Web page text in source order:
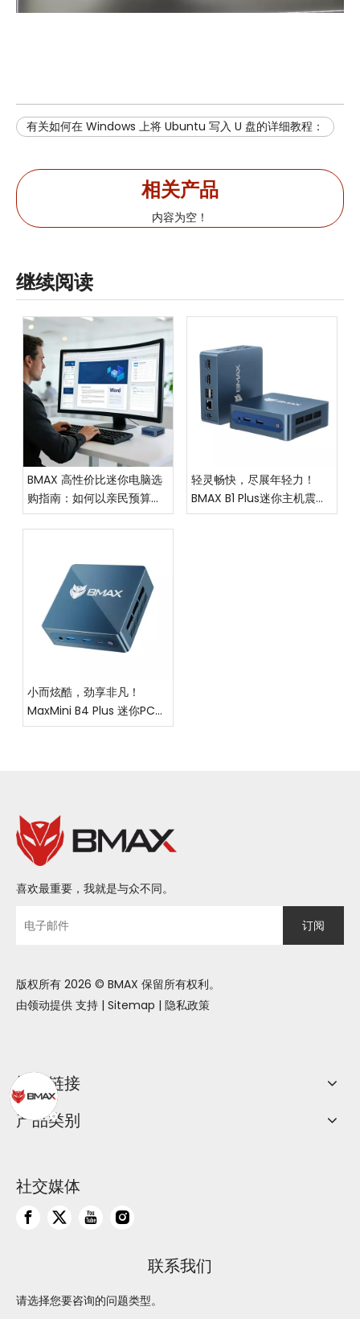
有关如何在 Windows 上将 Ubuntu 写入 U 盘的详细教程：
相关产品
内容为空！
继续阅读
BMAX 高性价比迷你电脑选
购指南：如何以亲民预算，
拿下优质体验？
轻灵畅快，尽展年轻力！
BMAX B1 Plus迷你主机震撼
上市，重塑高效生活新范式
小而炫酷，劲享非凡！
MaxMini B4 Plus 迷你PC震
撼上市，让高效与你随行！
喜欢最重要，我就是与众不同。
订阅
版权所有 2026 © BMAX 保留所有权利。
由领动提供 支持 | Sitemap | 隐私政策
快速链接
产品类别
社交媒体
联系我们
请选择您要咨询的问题类型。